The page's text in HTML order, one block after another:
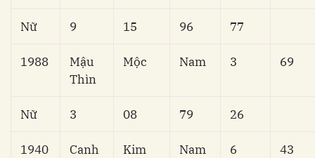
Nữ 9 15 96 77
1988
Mậu
Thìn
Mộc Nam 3 69
Nữ 3 08 79 26
1940
Canh
Kim Nam
6
43